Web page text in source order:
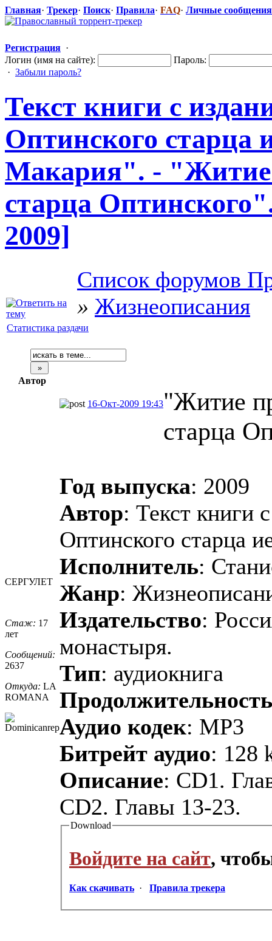
Главная· Трекер· Поиск· Правила· FAQ· Личные сообщения
Регистрация ·
Логин (имя на сайте):
Пароль:
· Забыли пароль?
Текст книги с
Оптинского старца
Макария". - "Житие
старца
2009]
Список форумов
» Жизнеописания
Статистика раздачи
Автор
СЕРГУЛЕТ
Стаж: 17
лет
Сообщений:
2637
Откуда: LA
ROMANA
16-Окт-2009 19:43"Житие
старца
Год выпуска: 2009
Автор: Текст книги
Оптинского старца
Исполнитель:
Жанр:
Издательство:
монастыря.
Тип: аудиокнига
Продолжительность
Аудио кодек: MP3
Битрейт аудио: 128
Описание: CD1.
CD2. Главы 13-23.
Download
Войдите на сайт,
Как скачивать · Правила трекера